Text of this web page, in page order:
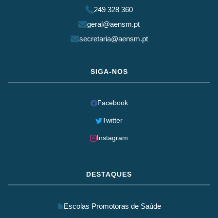
249 328 360
geral@aensm.pt
secretaria@aensm.pt
SIGA-NOS
Facebook
Twitter
Instagram
DESTAQUES
Escolas Promotoras de Saúde